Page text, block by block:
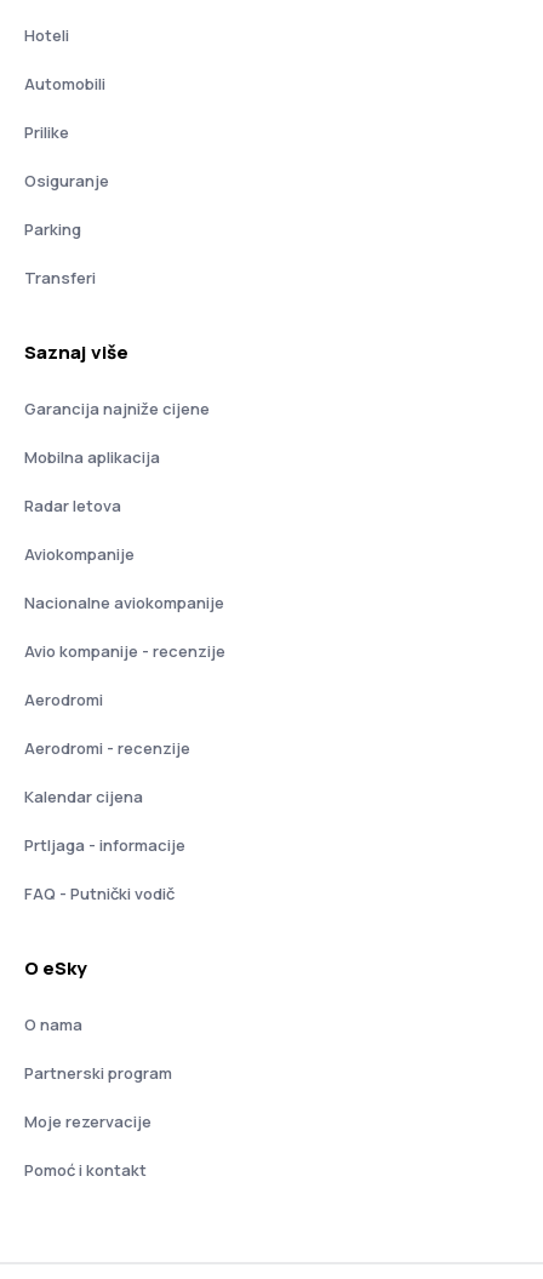
Hoteli
Automobili
Prilike
Osiguranje
Parking
Transferi
Saznaj više
Garancija najniže cijene
Mobilna aplikacija
Radar letova
Aviokompanije
Nacionalne aviokompanije
Avio kompanije - recenzije
Aerodromi
Aerodromi - recenzije
Kalendar cijena
Prtljaga - informacije
FAQ - Putnički vodič
O eSky
O nama
Partnerski program
Moje rezervacije
Pomoć i kontakt